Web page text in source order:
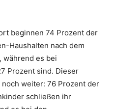
beginnen 74 Prozent der
Haushalten nach dem
während es bei
Prozent sind. Dieser
weiter: 76 Prozent der
schließen ihr